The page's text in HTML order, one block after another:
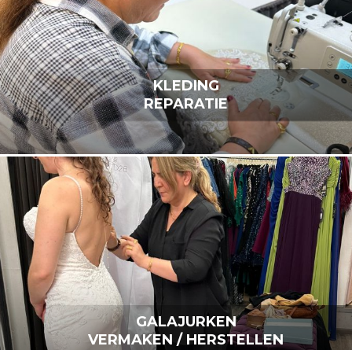
KLEDING
REPARATIE
GALAJURKEN
VERMAKEN / HERSTELLEN